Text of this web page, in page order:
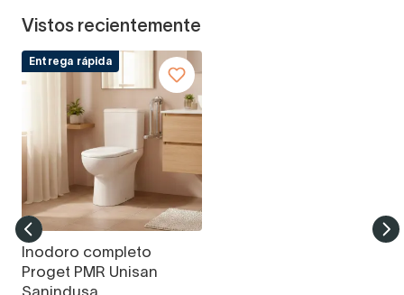
Vistos recientemente
Entrega rápida
Inodoro completo
Proget PMR Unisan